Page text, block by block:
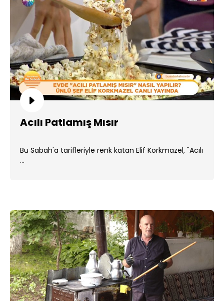
Acılı Patlamış Mısır
Bu Sabah'a tarifleriyle renk katan Elif Korkmazel, "Acılı
...